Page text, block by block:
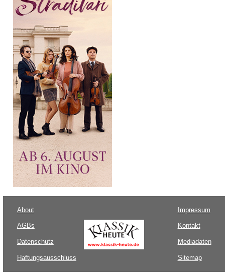
About
AGBs
Datenschutz
Haftungsausschluss
Impressum
Kontakt
Mediadaten
Sitemap